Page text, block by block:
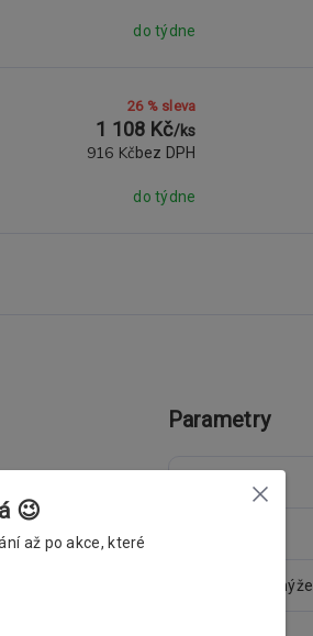
do týdne
26 % sleva
1 108 Kč/ks
916 Kčbez DPH
do týdne
Parametry
materiál garnýže
😉
až po akce, které